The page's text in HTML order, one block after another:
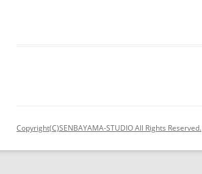
Copyright(C)SENBAYAMA-STUDIO All Rights Reserved.